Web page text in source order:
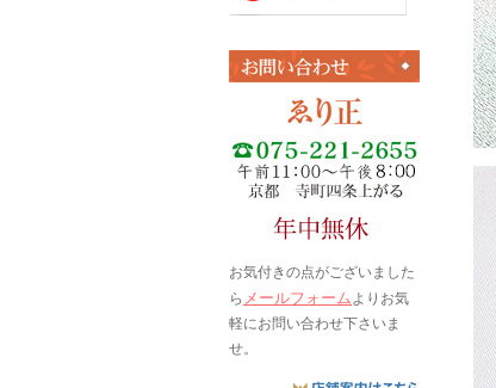
お気付きの点がございました
ら メールフォームよりお気
軽にお問い合わせ下さいま
せ。